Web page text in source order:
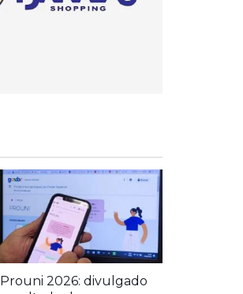
Prouni 2026: divulgado